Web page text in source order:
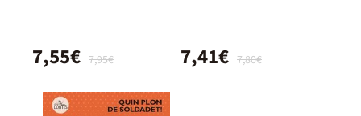
7,95€
7,55€ 7,80€
7,41€